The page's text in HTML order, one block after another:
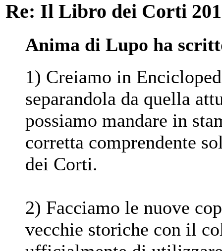
Re: Il Libro dei Corti
Anima di Lupo ha
1) Creiamo in
separandola da quella
possiamo mandare in
corretta comprendente
dei Corti.
2) Facciamo le nuove
vecchie storiche con il